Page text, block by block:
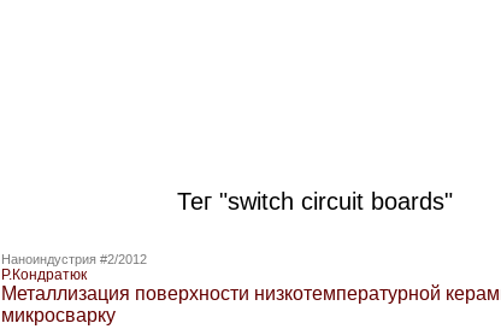
Тег "switch circuit boards"
Наноиндустрия #2/2012
Р.Кондратюк
Металлизация поверхности низкотемпературной
микросварку